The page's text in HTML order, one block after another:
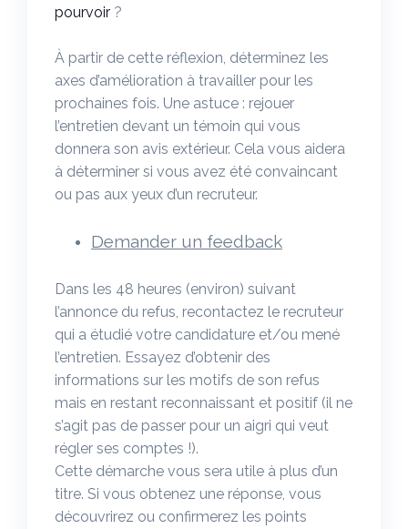
pourvoir ?
À partir de cette réflexion, déterminez les
axes d’amélioration à travailler pour les
prochaines fois. Une astuce : rejouer
l’entretien devant un témoin qui vous
donnera son avis extérieur. Cela vous aidera
à déterminer si vous avez été convaincant
ou pas aux yeux d’un recruteur.
Demander un feedback
Dans les 48 heures (environ) suivant
l’annonce du refus, recontactez le recruteur
qui a étudié votre candidature et/ou mené
l’entretien. Essayez d’obtenir des
informations sur les motifs de son refus
mais en restant reconnaissant et positif (il ne
s’agit pas de passer pour un aigri qui veut
régler ses comptes !).
Cette démarche vous sera utile à plus d’un
titre. Si vous obtenez une réponse, vous
découvrirez ou confirmerez les points